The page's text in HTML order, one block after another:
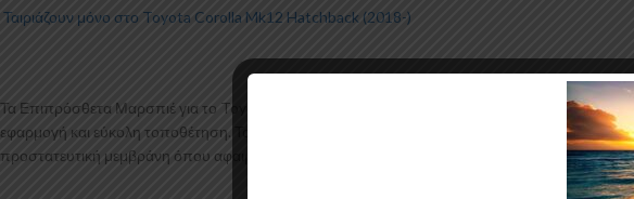
Ταιριάζουν μόνο στο Toyota Corolla Mk12 Hatchback (2018-)
Τα Επιπρόσθετα Μαρσπιέ για το Toyota Corolla Mk12 κατασκευάζονται από ABS Πλαστικό
εφαρμογή και εύκολη τοποθέτηση. Το υλικό πλαστικού που χρησιμοποιείται για την
προστατευτική μεμβράνη όπου αφαιρείται πριν την τοποθέτηση.